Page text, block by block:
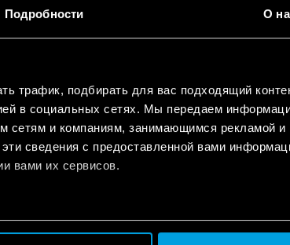
Подробности О
трафик, подбирать для вас подходящий
в социальных сетях. Мы передаем
сетям и компаниям, занимающимся рекламой и
сведения с предоставленной вами
вами их сервисов.
Простая и полная линейка
реле идеально подходит для создания
в промышленной автоматизации, OEM и
зданий. Программируются как на
УЗНАТЬ БОЛЬШЕ